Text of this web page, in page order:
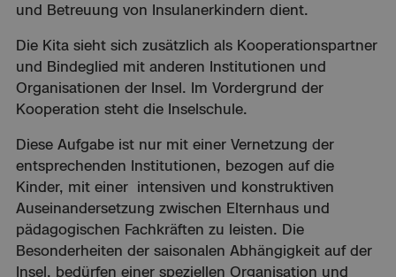
und Betreuung von Insulanerkindern dient.
Die Kita sieht sich zusätzlich als Kooperationspartner
und Bindeglied mit anderen Institutionen und
Organisationen der Insel. Im Vordergrund der
Kooperation steht die Inselschule.
Diese Aufgabe ist nur mit einer Vernetzung der
entsprechenden Institutionen, bezogen auf die
Kinder, mit einer intensiven und konstruktiven
Auseinandersetzung zwischen Elternhaus und
pädagogischen Fachkräften zu leisten. Die
Besonderheiten der saisonalen Abhängigkeit auf der
Insel, bedürfen einer speziellen Organisation und